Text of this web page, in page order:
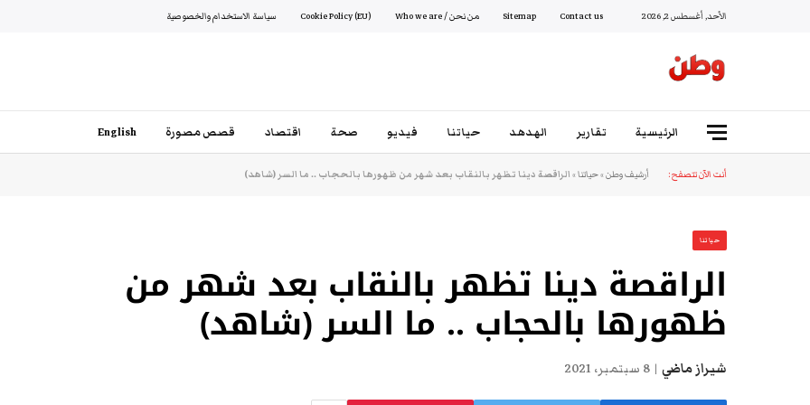
الأحد, أغسطس 2, 2026 Contact us
Sitemap من نحن / Who we are Cookie Policy (EU) سياسة الاستخدام والخصوصية
الرئيسية تقارير الهدهد حياتنا فيديو صحة اقتصاد قصص مصورة English
أنت الآن تتصفح: أرشيف وطن»حياتنا»الراقصة دينا تظهر بالنقاب بعد شهر من ظهورها بالحجاب .. ما السر (شاهد)
حياتنا
الراقصة دينا تظهر بالنقاب بعد شهر من
ظهورها بالحجاب .. ما السر (شاهد)
شيراز ماضي 8 سبتمبر، 2021